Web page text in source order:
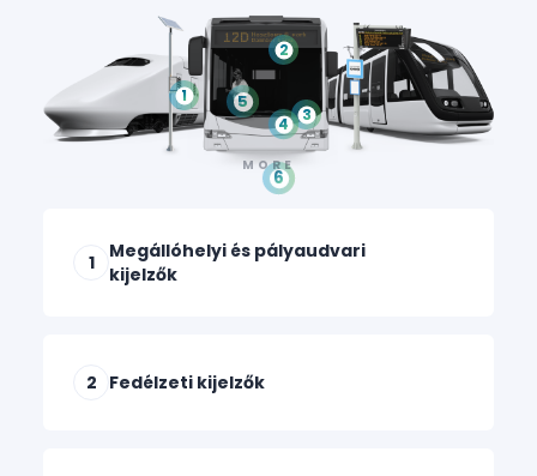
1
2
3
4
5
6
1
Megállóhelyi és pályaudvari
kijelzők
2 Fedélzeti kijelzők